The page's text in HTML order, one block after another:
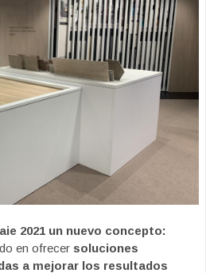
2021 un nuevo concepto:
en ofrecer soluciones
a mejorar los resultados